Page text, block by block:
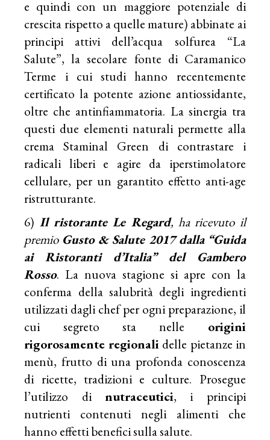
e quindi con un maggiore potenziale di
crescita rispetto a quelle mature) abbinate ai
principi attivi dell’acqua solfurea “La
Salute”, la secolare fonte di Caramanico
Terme i cui studi hanno recentemente
certificato la potente azione antiossidante,
oltre che antinfiammatoria. La sinergia tra
questi due elementi naturali permette alla
crema Staminal Green di contrastare i
radicali liberi e agire da iperstimolatore
cellulare, per un garantito effetto anti-age
ristrutturante.
6) Il ristorante Le Regard, ha ricevuto il
premioGusto & Salute 2017 dalla “Guida
ai Ristoranti d’Italia” del Gambero
Rosso. La nuova stagione si apre con la
conferma della salubrità degli ingredienti
utilizzati dagli chef per ogni preparazione, il
cui segreto sta nelle origini
rigorosamente regionali delle pietanze in
menù, frutto di una profonda conoscenza
di ricette, tradizioni e culture. Prosegue
l’utilizzo di nutraceutici, i principi
nutrienti contenuti negli alimenti che
hanno effetti benefici sulla salute.